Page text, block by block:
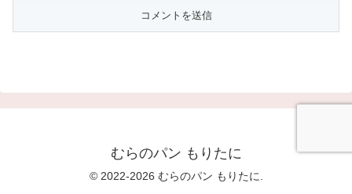
むらのパン もりたに
© 2022-2026 むらのパン もりたに.